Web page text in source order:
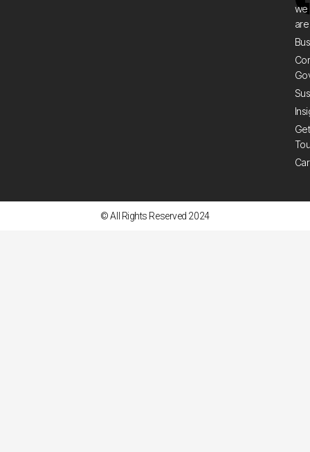
we
are
© All Rights Reserved 2024